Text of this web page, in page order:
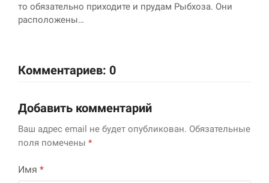
то обязательно приходите и прудам Рыбхоза. Они
расположены…
Комментариев: 0
Добавить комментарий
Ваш адрес email не будет опубликован. Обязательные
поля помечены *
Имя *